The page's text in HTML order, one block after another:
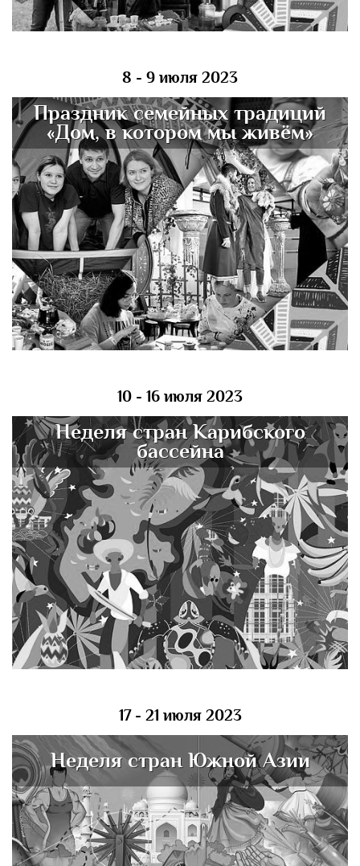
8 - 9 июля 2023
Праздник семейных традиций
«Дом, в котором мы живём»
10 - 16 июля 2023
Неделя стран Карибского
бассейна
17 - 21 июля 2023
Неделя стран Южной Азии